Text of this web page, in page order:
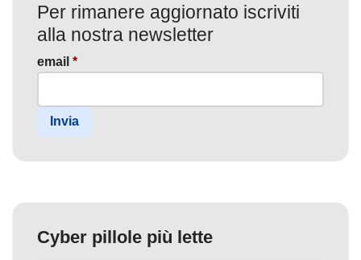
Per rimanere aggiornato iscriviti
alla nostra newsletter
email *
Invia
Cyber pillole più lette